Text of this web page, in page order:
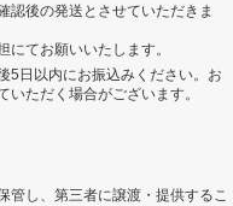
認後の発送とさせていただきま
にてお願いいたします。
5日以内にお振込みください。お
ただく場合がございます。
管し、第三者に譲渡・提供するこ